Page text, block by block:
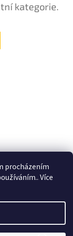
procházením
Více
kategorie.